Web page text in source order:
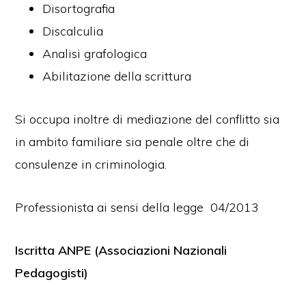
Disortografia
Discalculia
Analisi grafologica
Abilitazione della scrittura
Si occupa inoltre di mediazione del conflitto sia
in ambito familiare sia penale oltre che di
consulenze in criminologia.
Professionista ai sensi della legge 04/2013
Iscritta ANPE (Associazioni Nazionali
Pedagogisti)